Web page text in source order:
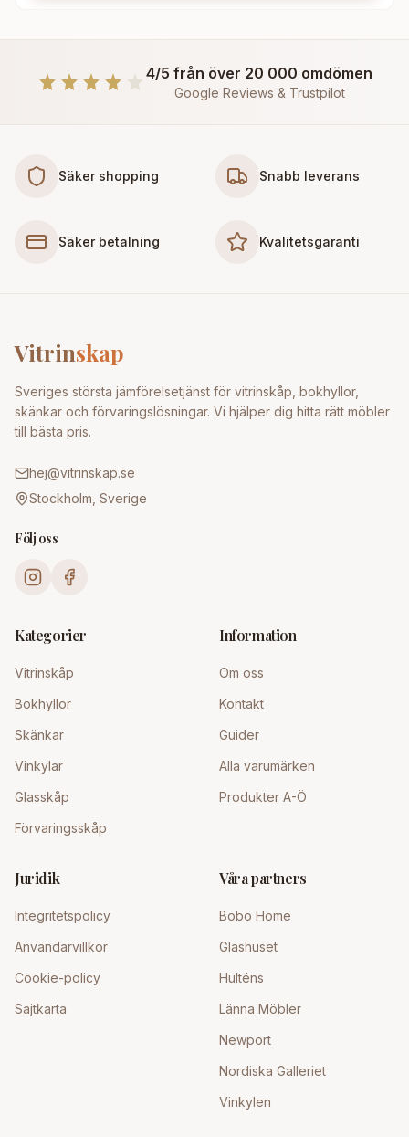
4/5 från över 20 000 omdömen
Google Reviews & Trustpilot
Säker shopping Snabb leverans
Säker betalning Kvalitetsgaranti
Vitrinskap
Sveriges största jämförelsetjänst för vitrinskåp, bokhyllor,
skänkar och förvaringslösningar. Vi hjälper dig hitta rätt möbler
till bästa pris.
hej@vitrinskap.se
Stockholm, Sverige
Följ oss
Kategorier
Vitrinskåp
Bokhyllor
Skänkar
Vinkylar
Glasskåp
Förvaringsskåp
Information
Om oss
Kontakt
Guider
Alla varumärken
Produkter A-Ö
Juridik
Integritetspolicy
Användarvillkor
Cookie-policy
Sajtkarta
Våra partners
Bobo Home
Glashuset
Hulténs
Länna Möbler
Newport
Nordiska Galleriet
Vinkylen